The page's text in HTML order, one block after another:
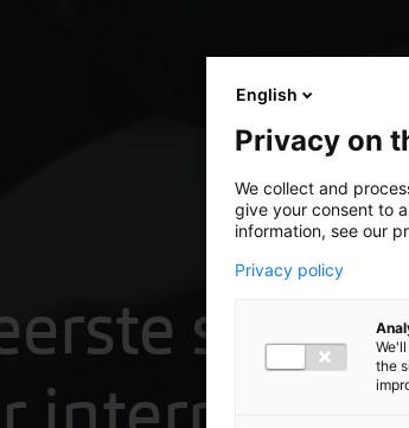
English
Privacy on
We collect and
give your consent to
information, see our
Privacy policy
the